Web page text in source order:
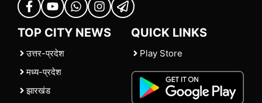
TOP CITY NEWS
उत्तर-प्रदेश
मध्य-प्रदेश
झारखंड
QUICK LINKS
Play Store